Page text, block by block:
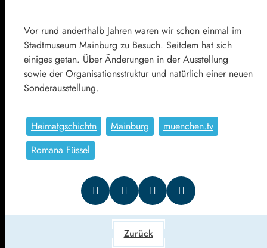
Vor rund anderthalb Jahren waren wir schon einmal im
Stadtmuseum Mainburg zu Besuch. Seitdem hat sich
einiges getan. Über Änderungen in der Ausstellung
sowie der Organisationsstruktur und natürlich einer neuen
Sonderausstellung.
Heimatgschichtn Mainburg
muenchen.tv
Romana Füssel
Zurück